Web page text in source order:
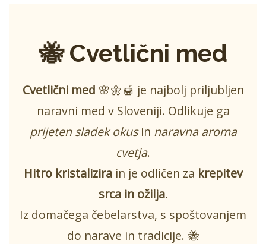
🐝 Cvetlični med
Cvetlični med 🌸🌼🍯 je najbolj priljubljen
naravni med v Sloveniji. Odlikuje ga
prijeten sladek okusin naravna aroma
cvetja.
Hitro kristalizirain je odličen za krepitev
srca in ožilja.
Iz domačega čebelarstva, s spoštovanjem
do narave in tradicije. 🐝